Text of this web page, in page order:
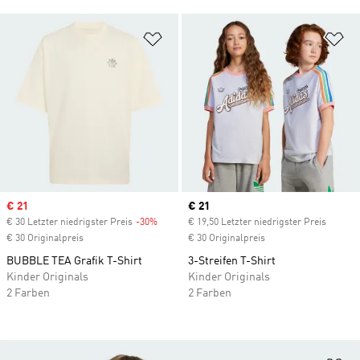
Zur Wunschliste hinzufügen
Sale price
€ 21
€ 30 Letzter niedrigster Preis -30% Discount
€ 30 Originalpreis
BUBBLE TEA Grafik T-Shirt
Kinder Originals
2 Farben
Current price
€ 21
€ 19,50 Letzter niedrigster Preis
€ 30 Originalpreis
3-Streifen T-Shirt
Kinder Originals
2 Farben